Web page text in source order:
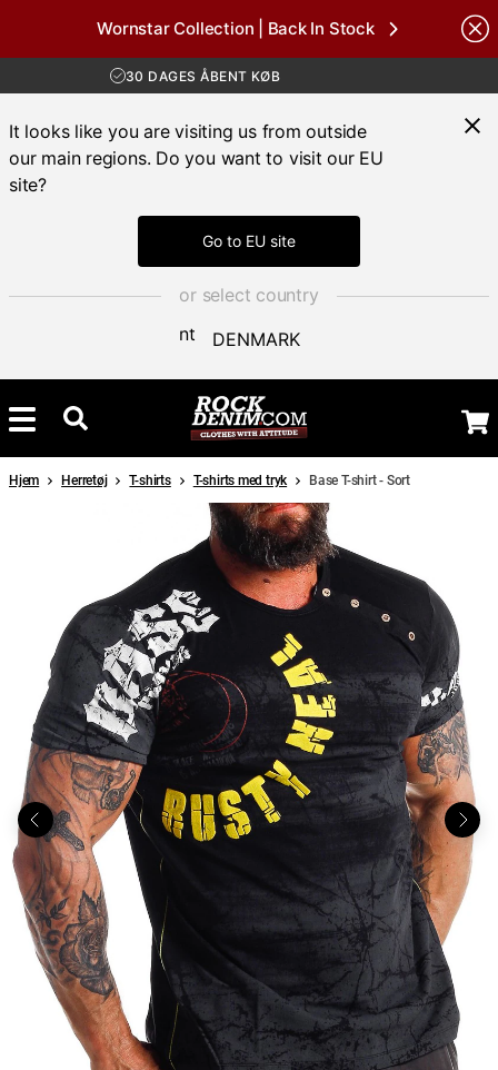
Wornstar Collection | Back In Stock
30 DAGES ÅBENT KØB
HURTIG LEVERING 3 – 5 DAGE
GRATIS FRAGT VED KØB OVER 700 KR
It looks like you are visiting us from outside
our main regions. Do you want to visit our EU
site?
Go to EU site
or select country
DENMARK
Hjem Herretøj T-shirts T-shirts med tryk Base T-shirt - Sort